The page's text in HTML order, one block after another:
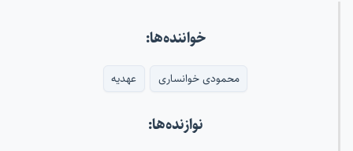
خواننده‌ها:
محمودی خوانساری عهدیه
نوازنده‌ها: